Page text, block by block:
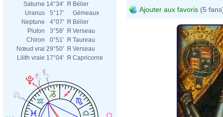
Saturne 14°34' Я Bélier
Uranus
5°17'
Gémeaux
Neptune
4°07' Я Bélier
Pluton
3°58' Я Verseau
Chiron
0°51' Я Taureau
Nœud vrai 29°50' Я Verseau
Lilith vraie 17°04' Я Capricorne
Ajouter aux favoris (5